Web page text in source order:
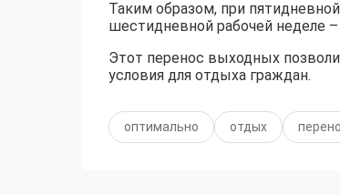
Таким образом, при
шестидневной рабочей неделе –
Этот перенос выходных
условия для отдыха граждан.
оптимально отдых